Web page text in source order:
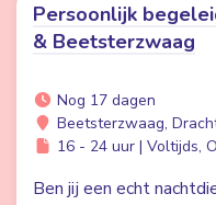
Persoonlijk
& Beetsterzwaag
Nog 17 dagen
Beetsterzwaag,
16 - 24 uur | Voltijds,
Ben jij een echt